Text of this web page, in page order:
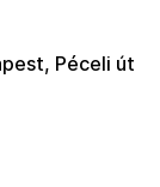
Péceli út